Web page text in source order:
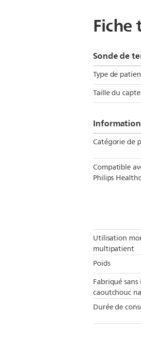
Sonde de
Type de
Taille du
Catégorie de
Compatible
Philips
Utilisation
multipatient
Poids
Fabriqué
caoutchouc
Durée de